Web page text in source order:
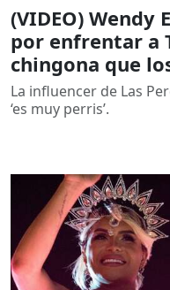
(VIDEO) Wendy
por enfrentar a
chingona que
La influencer de Las
‘es muy perris’.